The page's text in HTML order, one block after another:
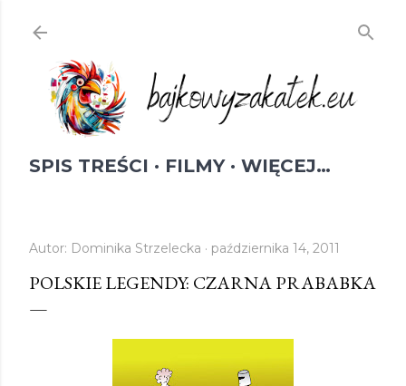
SPIS TREŚCI FILMY WIĘCEJ…
Autor: Dominika Strzelecka października 14, 2011
POLSKIE LEGENDY: CZARNA PRABABKA